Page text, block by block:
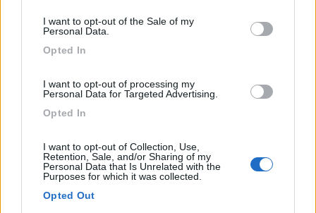
I want to opt-out of the Sale of my
Personal Data.
Opted In
I want to opt-out of processing my
Personal Data for Targeted Advertising.
Opted In
I want to opt-out of Collection, Use,
Retention, Sale, and/or Sharing of my
Personal Data that Is Unrelated with the
Purposes for which it was collected.
Opted Out
Area di sosta (PS+CS)
Agricampeggio La Stadera
9 2
Servizi / Posizione